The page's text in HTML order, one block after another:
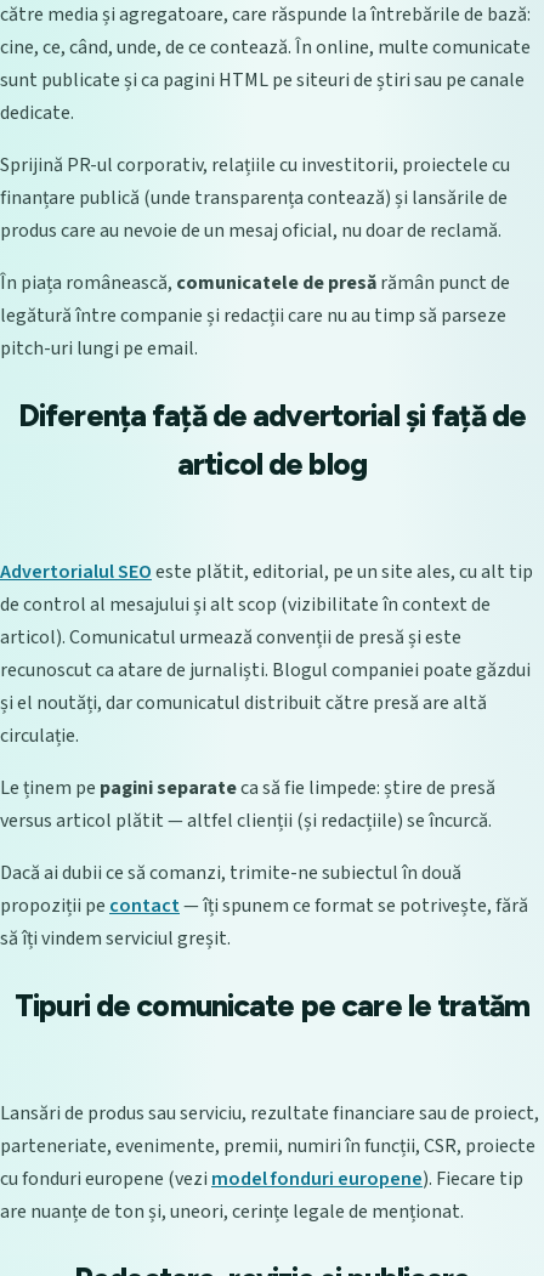
către media și agregatoare, care răspunde la întrebările de bază:
cine, ce, când, unde, de ce contează. În online, multe comunicate
sunt publicate și ca pagini HTML pe siteuri de știri sau pe canale
dedicate.
Sprijină PR-ul corporativ, relațiile cu investitorii, proiectele cu
finanțare publică (unde transparența contează) și lansările de
produs care au nevoie de un mesaj oficial, nu doar de reclamă.
În piața românească, comunicatele de presărămân punct de
legătură între companie și redacții care nu au timp să parseze
pitch-uri lungi pe email.
Diferența față de advertorial și față de
articol de blog
Advertorialul SEOeste plătit, editorial, pe un site ales, cu alt tip
de control al mesajului și alt scop (vizibilitate în context de
articol). Comunicatul urmează convenții de presă și este
recunoscut ca atare de jurnaliști. Blogul companiei poate găzdui
și el noutăți, dar comunicatul distribuit către presă are altă
circulație.
Le ținem pe pagini separateca să fie limpede: știre de presă
versus articol plătit — altfel clienții (și redacțiile) se încurcă.
Dacă ai dubii ce să comanzi, trimite-ne subiectul în două
propoziții pe contact— îți spunem ce format se potrivește, fără
să îți vindem serviciul greșit.
Tipuri de comunicate pe care le tratăm
Lansări de produs sau serviciu, rezultate financiare sau de proiect,
parteneriate, evenimente, premii, numiri în funcții, CSR, proiecte
cu fonduri europene (vezi model fonduri europene). Fiecare tip
are nuanțe de ton și, uneori, cerințe legale de menționat.